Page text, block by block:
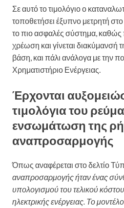
Σε αυτό το τιμολόγιο ο
τοποθετήσει έξυπνο μετρητή στο
το πιο ασφαλές σύστημα, καθώς
χρέωση και γίνεται διακύμανσή
βάση, και πάλι ανάλογα με την
Χρηματιστήριο Ενέργειας.
Έρχονται
τιμολόγια του
ενσωμάτωση της
αναπροσαρμογής
Όπως αναφέρεται στο δελτίο
αναπροσαρμογής ήταν ένας
υπολογισμού του τελικού
ηλεκτρικής ενέργειας. Το